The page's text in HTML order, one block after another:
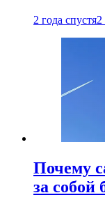
2 года спустя2
Почему
за собой